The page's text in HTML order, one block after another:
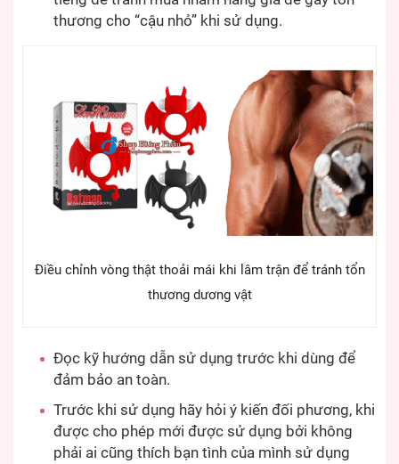
thương cho “cậu nhỏ” khi sử dụng.
Điều chỉnh vòng thật thoải mái khi lâm trận để tránh tổn
thương dương vật
Đọc kỹ hướng dẫn sử dụng trước khi dùng để
đảm bảo an toàn.
Trước khi sử dụng hãy hỏi ý kiến đối phương, khi
được cho phép mới được sử dụng bởi không
phải ai cũng thích bạn tình của mình sử dụng